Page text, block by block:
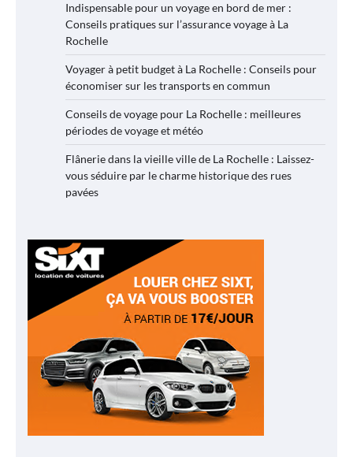
Indispensable pour un voyage en bord de mer :
Conseils pratiques sur l’assurance voyage à La
Rochelle
Voyager à petit budget à La Rochelle : Conseils pour
économiser sur les transports en commun
Conseils de voyage pour La Rochelle : meilleures
périodes de voyage et météo
Flânerie dans la vieille ville de La Rochelle : Laissez-
vous séduire par le charme historique des rues
pavées